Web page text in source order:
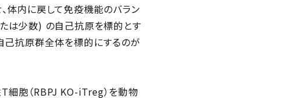
体内に戻して免疫機能のバラン
は少数) の自己抗原を標的とす
抗原群全体を標的にするのが
細胞（RBPJ KO-iTreg）を動物